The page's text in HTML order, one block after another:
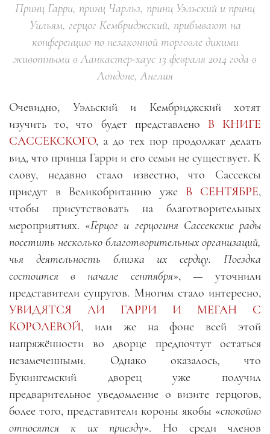
Принц Гарри, принц Чарльз, принц Уэльский и принц
Уильям, герцог Кембриджский, прибывают на
конференцию по незаконной торговле дикими
животными в Ланкастер-хаус 13 февраля 2014 года в
Лондоне, Англия
Очевидно, Уэльский и Кембриджский хотят
изучить то, что будет представлено В КНИГЕ
САССЕКСКОГО, а до тех пор продолжат делать
вид, что принца Гарри и его семьи не существует. К
слову, недавно стало известно, что Сассексы
приедут в Великобританию уже В СЕНТЯБРЕ,
чтобы присутствовать на благотворительных
мероприятиях. «Герцог и герцогиня Сассекские рады
посетить несколько благотворительных организаций,
чья деятельность близка их сердцу. Поездка
состоится в начале сентября», — уточнили
представители супругов. Многим стало интересно,
УВИДЯТСЯ ЛИ ГАРРИ И МЕГАН С
КОРОЛЕВОЙ, или же на фоне всей этой
напряжённости во дворце предпочтут остаться
незамеченными. Однако оказалось, что
Букингемский дворец уже получил
предварительное уведомление о визите герцогов,
более того, представители короны якобы «спокойно
относятся к их приезду». Но среди членов